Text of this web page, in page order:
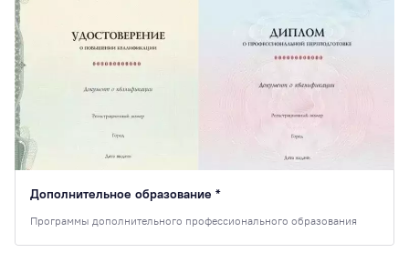
Дополнительное образование *
Программы дополнительного профессионального образования